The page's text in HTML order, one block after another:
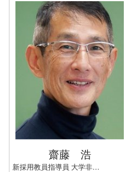
齋藤 浩
新採用教員指導員 大学非常勤講師 教育著作家